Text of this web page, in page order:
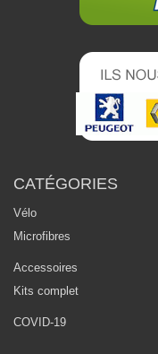
CATÉGORIES
Vélo
Microfibres
Accessoires
Kits complet
COVID-19